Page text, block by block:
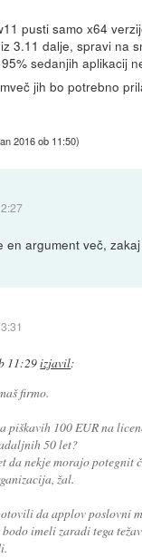
pusti samo x64
3.11 dalje, spravi na
sedanjih aplikacij
jih bo potrebno
2016 ob 11:50)
en argument več,
11:29izjavil:
firmo.
piškavih 100 EUR na
50 let?
da nekje morajo potegnit
žal.
da applov poslovni
imeli zaradi tega